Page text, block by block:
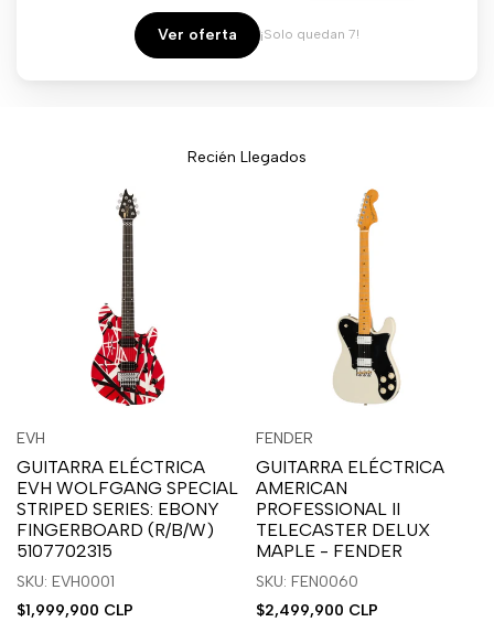
venta
Ver oferta ¡Solo quedan 7!
Recién Llegados
sesión
para
usar
la
lista
deseos.
para
usar
Compare
Proveedor:
EVH
GUITARRA ELÉCTRICA
EVH WOLFGANG SPECIAL
STRIPED SERIES: EBONY
FINGERBOARD (R/B/W)
5107702315
SKU: EVH0001
Precio
$1,999,900 CLP
sesión
para
usar
la
lista
deseos.
sesión
para
usar
Compare
Vista
Proveedor:
FENDER
GUITARRA ELÉCTRICA
AMERICAN
PROFESSIONAL II
TELECASTER DELUX
MAPLE - FENDER
SKU: FEN0060
Precio
$2,499,900 CLP